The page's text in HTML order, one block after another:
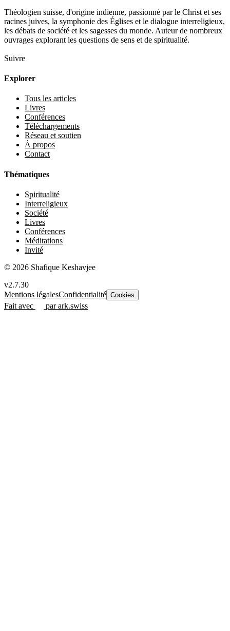
Théologien suisse, d'origine indienne, passionné par le Christ et ses
racines juives, la symphonie des Églises et le dialogue interreligieux,
les débats de société et les sagesses du monde. Auteur de nombreux
ouvrages explorant les questions de sens et de spiritualité.
Suivre
Explorer
Tous les articles
Livres
Conférences
Téléchargements
Réseau et soutien
À propos
Contact
Thématiques
Spiritualité
Interreligieux
Société
Livres
Conférences
Méditations
Invité
© 2026 Shafique Keshavjee
v2.7.30
Mentions légalesConfidentialité Cookies
Fait avec par ark.swiss